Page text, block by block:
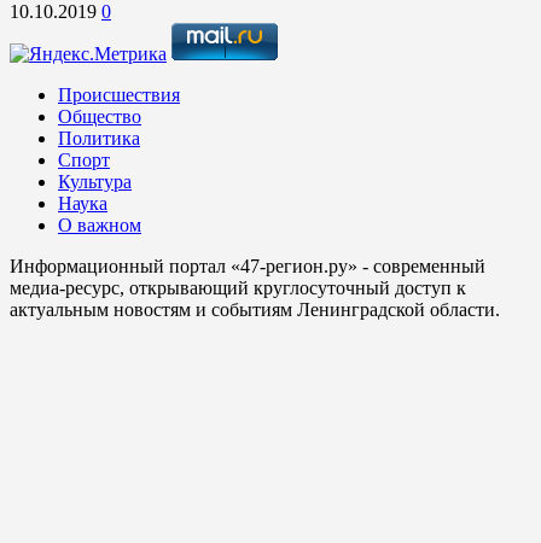
10.10.2019 0
Происшествия
Общество
Политика
Спорт
Культура
Наука
О важном
Информационный портал «47-регион.ру» - современный
медиа-ресурс, открывающий круглосуточный доступ к
актуальным новостям и событиям Ленинградской области.